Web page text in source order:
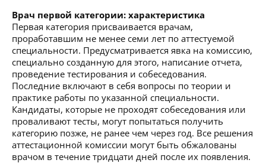
Врач первой категории: характеристика
Первая категория присваивается врачам,
проработавшим не менее семи лет по аттестуемой
специальности. Предусматривается явка на комиссию,
специально созданную для этого, написание отчета,
проведение тестирования и собеседования.
Последние включают в себя вопросы по теории и
практике работы по указанной специальности.
Кандидаты, которые не проходят собеседования или
проваливают тесты, могут попытаться получить
категорию позже, не ранее чем через год. Все решения
аттестационной комиссии могут быть обжалованы
врачом в течение тридцати дней после их появления.